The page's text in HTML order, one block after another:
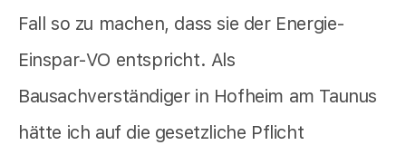
Fall so zu machen, dass sie der Energie-
Einspar-VO entspricht. Als
Bausachverständiger in Hofheim am Taunus
hätte ich auf die gesetzliche Pflicht